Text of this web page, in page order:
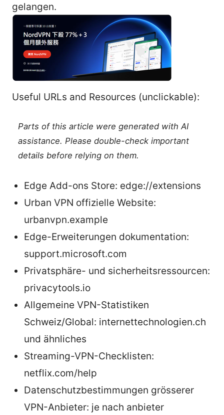
gelangen.
Useful URLs and Resources (unclickable):
Parts of this article were generated with AI
assistance. Please double-check important
details before relying on them.
Edge Add-ons Store: edge://extensions
Urban VPN offizielle Website:
urbanvpn.example
Edge-Erweiterungen dokumentation:
support.microsoft.com
Privatsphäre- und sicherheitsressourcen:
privacytools.io
Allgemeine VPN-Statistiken
Schweiz/Global: internettechnologien.ch
und ähnliches
Streaming-VPN-Checklisten:
netflix.com/help
Datenschutzbestimmungen grösserer
VPN-Anbieter: je nach anbieter